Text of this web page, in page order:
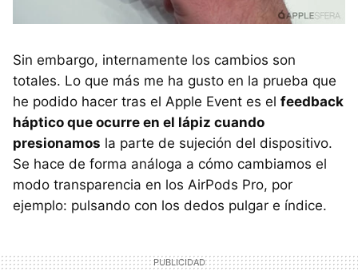
Sin embargo, internamente los cambios son
totales. Lo que más me ha gusto en la prueba que
he podido hacer tras el Apple Event es el feedback
háptico que ocurre en el lápiz cuando
presionamos la parte de sujeción del dispositivo.
Se hace de forma análoga a cómo cambiamos el
modo transparencia en los AirPods Pro, por
ejemplo: pulsando con los dedos pulgar e índice.